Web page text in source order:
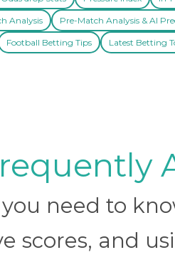
Analysis Pre-Match Analysis & AI
Football Betting Tips Latest Betting
need to
scores, and